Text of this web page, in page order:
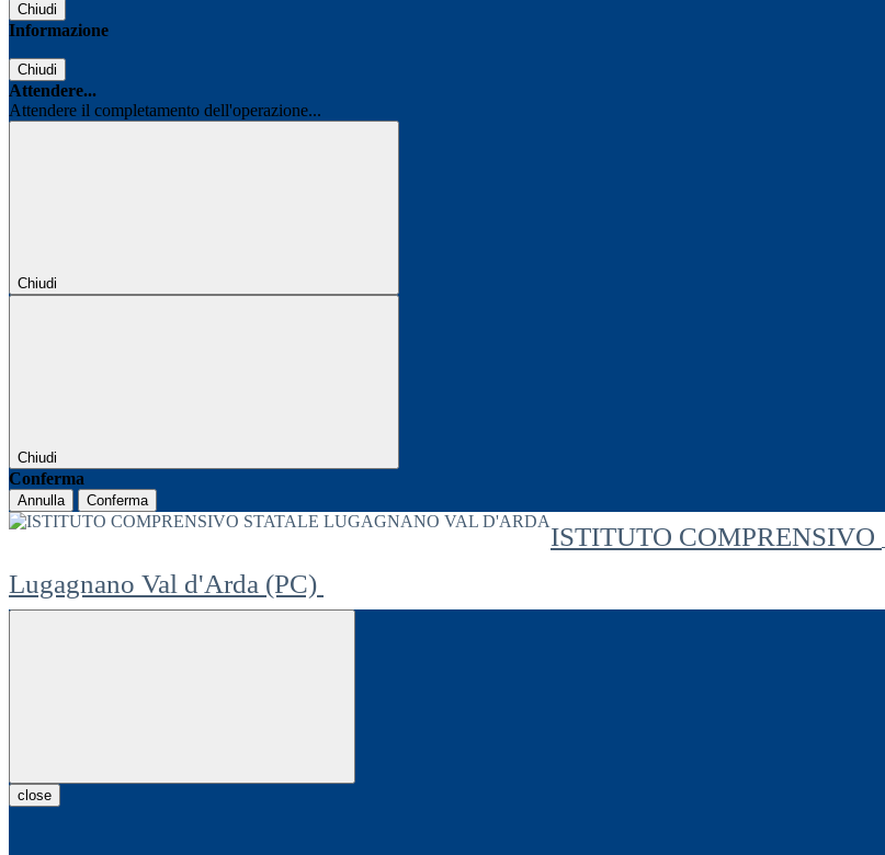
Chiudi
Informazione
Chiudi
Attendere...
Attendere il completamento dell'operazione...
Chiudi
Chiudi
Conferma
Annulla Conferma
ISTITUTO COMPRENSIVO
Lugagnano Val d'Arda (PC)
close